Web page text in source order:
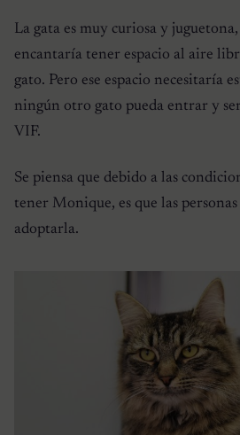
La gata es muy curiosa y
encantaría tener espacio al aire
gato. Pero ese espacio necesitaría
ningún otro gato pueda entrar y
VIF.
Se piensa que debido a las
tener Monique, es que las
adoptarla.